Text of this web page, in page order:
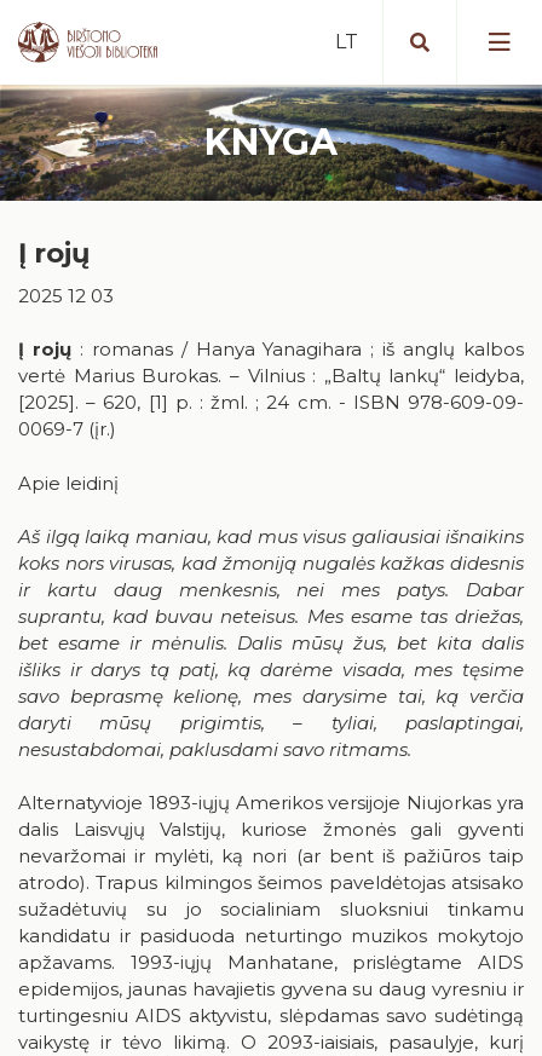
Portalas iBiblioteka.lt
Periodiniai leidiniai (2025 m. )
Duomenų bazės
Apdovanotų ir apdovanojimams
nominuotų knygų katalogas
Tarpbibliotekinis abonementas
Mokymai ir konsultacijos
Įvykę renginiai
Birštone minėtinos sukaktys
Birštonas medijose
Edukaciniai užsiėmimai
Knygų rekomendacijos
Muzikos įrašai, filmai
Žaidimai
RUGPJŪTIS 2026
Pr An Tr Ke Pe Še Se
1 2
4 5 7 9
10 11 12 13 14 15 16
KNYGA
Į rojų
2025 12 03
Į rojų: romanas / Hanya Yanagihara ; iš anglų kalbos
vertė Marius Burokas. – Vilnius : „Baltų lankų“ leidyba,
[2025]. – 620, [1] p. : žml. ; 24 cm. - ISBN 978-609-09-
0069-7 (įr.)
Apie leidinį
Aš ilgą laiką maniau, kad mus visus galiausiai išnaikins
koks nors virusas, kad žmoniją nugalės kažkas didesnis
ir kartu daug menkesnis, nei mes patys. Dabar
suprantu, kad buvau neteisus. Mes esame tas driežas,
bet esame ir mėnulis. Dalis mūsų žus, bet kita dalis
išliks ir darys tą patį, ką darėme visada, mes tęsime
savo beprasmę kelionę, mes darysime tai, ką verčia
daryti mūsų prigimtis, – tyliai, paslaptingai,
nesustabdomai, paklusdami savo ritmams.
Alternatyvioje 1893-iųjų Amerikos versijoje Niujorkas yra
dalis Laisvųjų Valstijų, kuriose žmonės gali gyventi
nevaržomai ir mylėti, ką nori (ar bent iš pažiūros taip
atrodo). Trapus kilmingos šeimos paveldėtojas atsisako
sužadėtuvių su jo socialiniam sluoksniui tinkamu
kandidatu ir pasiduoda neturtingo muzikos mokytojo
apžavams. 1993-iųjų Manhatane, prislėgtame AIDS
epidemijos, jaunas havajietis gyvena su daug vyresniu ir
turtingesniu AIDS aktyvistu, slėpdamas savo sudėtingą
vaikystę ir tėvo likimą. O 2093-iaisiais, pasaulyje, kurį